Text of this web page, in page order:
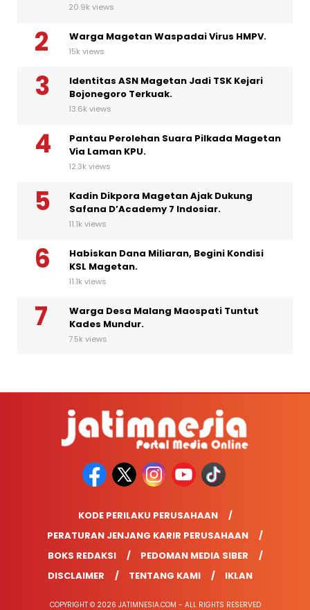
20.9k views
Warga Magetan Waspadai Virus HMPV.
15k views
Identitas ASN Magetan Jadi TSK Kejari
Bojonegoro Terkuak.
13.6k views
Pantau Perolehan Suara Pilkada Magetan
Via Laman KPU.
12.3k views
Kadin Dikpora Magetan Ajak Dukung
Safana D’Academy 7 Indosiar.
11.1k views
Habiskan Dana Miliaran, Begini Kondisi
KSL Magetan.
11.1k views
Warga Desa Malang Maospati Tuntut
Kades Mundur.
7.5k views
KODE PERILAKU PERUSAHAAN
PERATURAN JENJANG KARIR PERUSAHAAN
BOKS REDAKSI
PEDOMAN MEDIA SIBER
DISCLAIMER
TENTANG KAMI IKLAN
COPYRIGHT © 2026 JATIMNESIA.COM - ALL RIGHTS RESERVED